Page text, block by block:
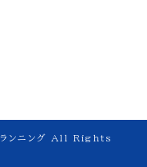
ンニング All Rights